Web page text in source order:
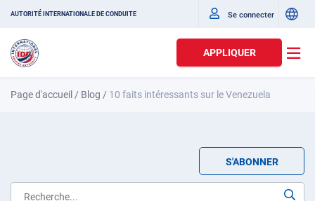
AUTORITÉ INTERNATIONALE DE CONDUITE Se connecter
APPLIQUER
Page d'accueil / Blog / 10 faits intéressants sur le Venezuela
S'ABONNER